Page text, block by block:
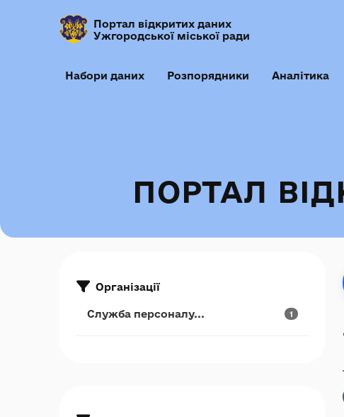
Портал відкритих даних
Ужгородської міської ради
Набори даних Розпорядники Аналітика
ПОРТАЛ
Організації
Служба персоналу... 1